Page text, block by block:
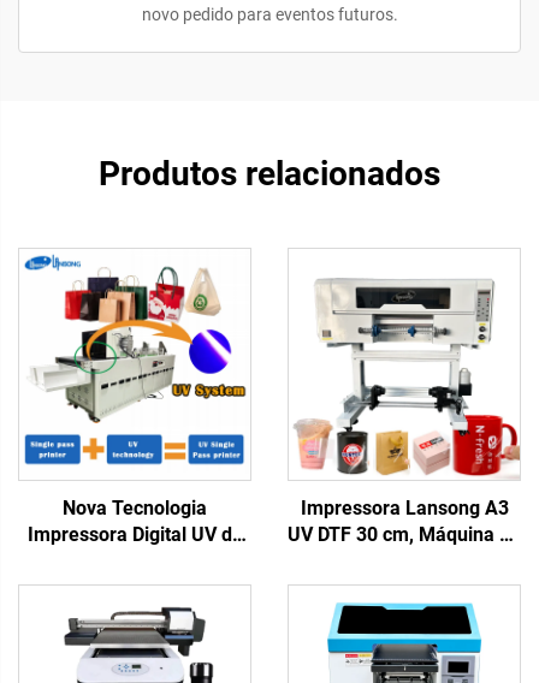
novo pedido para eventos futuros.
Produtos relacionados
Nova Tecnologia
Impressora Digital UV de
Saco Plástico, Sacola de
Presente, Caixa de
Plástico, Papel Cartão,
Folheto, Revista,
Impressora Lansong A3
UV DTF 30 cm, Máquina de
Transfer, Impressora de
Etiquetas Cristal, Tudo em
Um, Rolo a Rolo com
Laminador